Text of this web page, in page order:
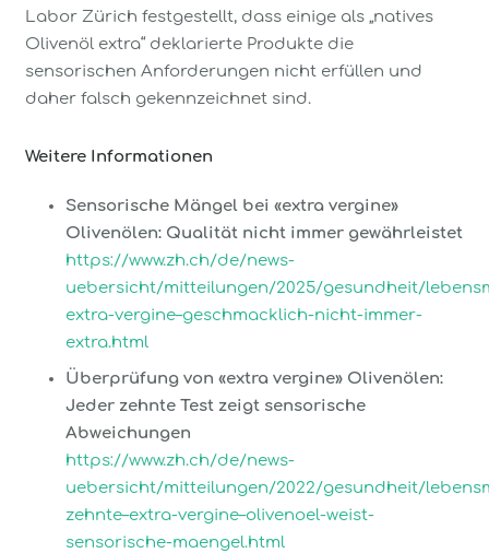
Labor Zürich festgestellt, dass einige als „natives
Olivenöl extra“ deklarierte Produkte die
sensorischen Anforderungen nicht erfüllen und
daher falsch gekennzeichnet sind.
Weitere Informationen
Sensorische Mängel bei «extra vergine»
Olivenölen: Qualität nicht immer gewährleistet
https://www.zh.ch/de/news-
uebersicht/mitteilungen/2025/gesundheit/
extra-vergine–geschmacklich-nicht-immer-
extra.html
Überprüfung von «extra vergine» Olivenölen:
Jeder zehnte Test zeigt sensorische
Abweichungen
https://www.zh.ch/de/news-
uebersicht/mitteilungen/2022/gesundheit/
zehnte–extra-vergine–olivenoel-weist-
sensorische-maengel.html